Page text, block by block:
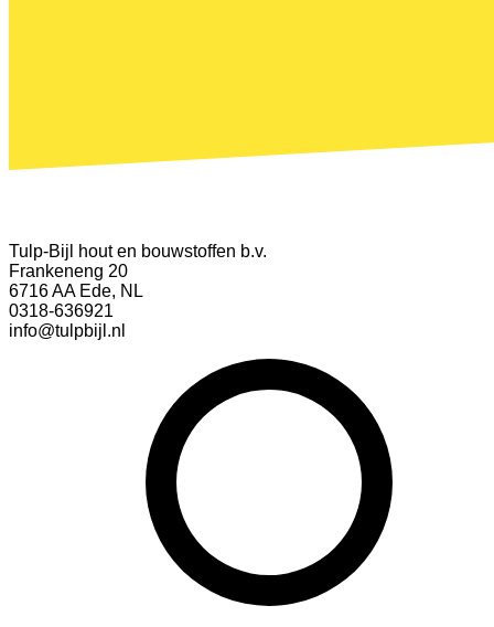
Tulp-Bijl hout en bouwstoffen b.v.
Frankeneng 20
6716 AA Ede, NL
0318-636921
info@tulpbijl.nl